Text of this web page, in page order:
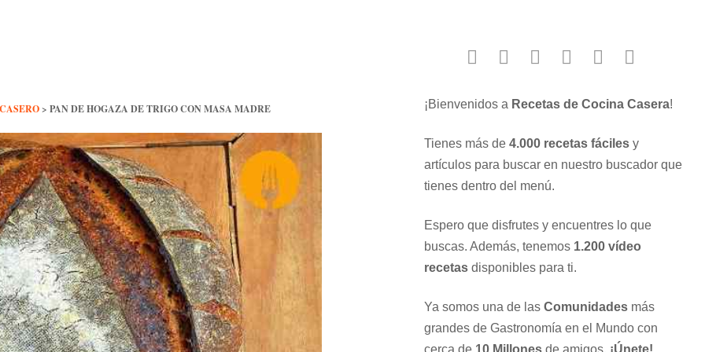
> PAN DE HOGAZA DE TRIGO CON MASA MADRE ¡Bienvenidos a Recetas de Cocina Casera!
Tienes más de 4.000 recetas fácilesy
artículos para buscar en nuestro buscador que
tienes dentro del menú.
Espero que disfrutes y encuentres lo que
buscas. Además, tenemos 1.200 vídeo
recetasdisponibles para ti.
Ya somos una de las Comunidadesmás
grandes de Gastronomía en el Mundo con
cerca de 10 Millonesde amigos. ¡Únete!